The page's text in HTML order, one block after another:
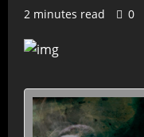
2 minutes read
0